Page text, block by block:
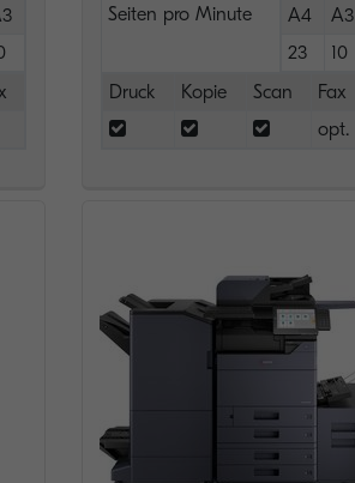
Seiten pro Minute
A4
A3
23
10
Druck
Kopie Scan
Fax
opt.